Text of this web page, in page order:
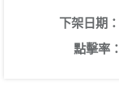
下架日期：
點擊率：